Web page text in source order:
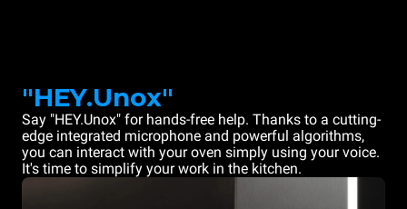
"HEY.Unox"
Say "HEY.Unox" for hands-free help. Thanks to a cutting-
edge integrated microphone and powerful algorithms,
you can interact with your oven simply using your voice.
It's time to simplify your work in the kitchen.